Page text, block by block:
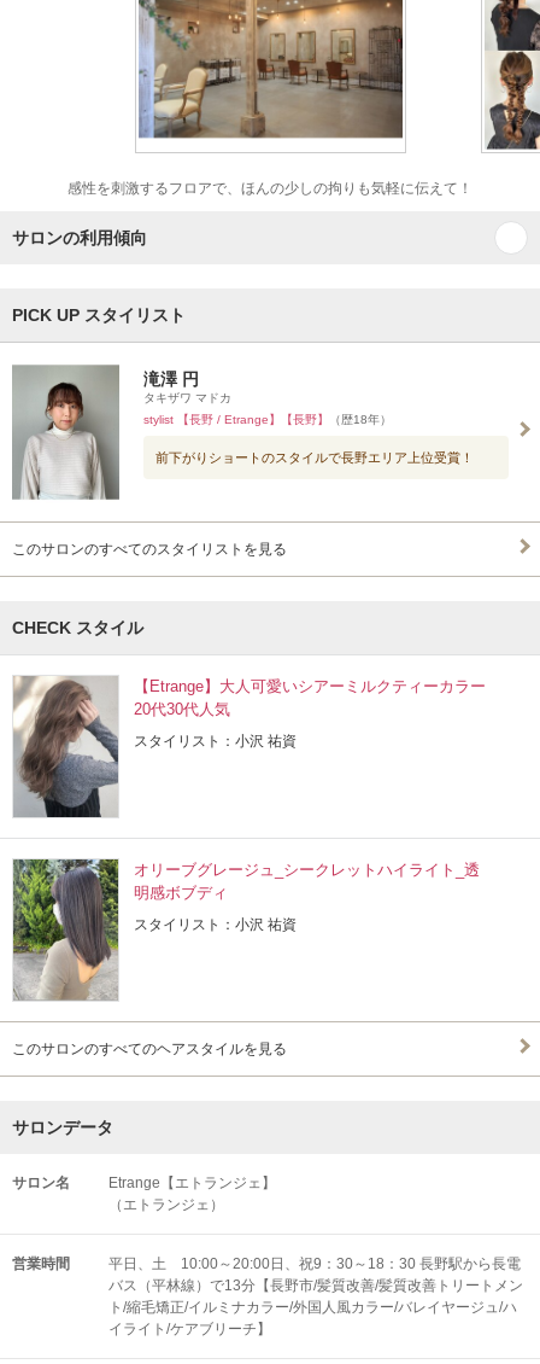
感性を刺激するフロアで、ほんの少しの拘りも気軽に伝えて！
サロンの利用傾向
PICK UP スタイリスト
滝澤 円
タキザワ マドカ
stylist 【長野 / Etrange】【長野】
（歴18年）
前下がりショートのスタイルで長野エリア上位受賞！
このサロンのすべてのスタイリストを見る
CHECK スタイル
【Etrange】大人可愛いシアーミルクティーカラー
20代30代人気
スタイリスト：小沢 祐資
オリーブグレージュ_シークレットハイライト_透
明感ボブディ
スタイリスト：小沢 祐資
このサロンのすべてのヘアスタイルを見る
サロンデータ
サロン名
Etrange【エトランジェ】
（エトランジェ）
営業時間
平日、土 10:00～20:00日、祝9：30～18：30 長野駅から長電
バス（平林線）で13分【長野市/髪質改善/髪質改善トリートメン
ト/縮毛矯正/イルミナカラー/外国人風カラー/バレイヤージュ/ハ
イライト/ケアブリーチ】